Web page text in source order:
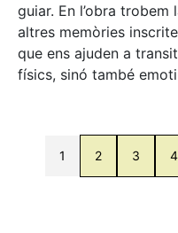
guiar. En l’obra
altres memòries
que ens ajuden a
físics, sinó també
1 2 3 4